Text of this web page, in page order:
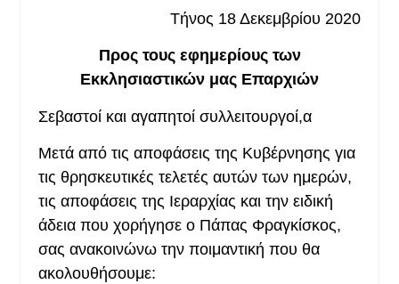
Τήνος 18 Δεκεμβρίου 2020
Προς τους εφημερίους των
Εκκλησιαστικών μας Επαρχιών
Σεβαστοί και αγαπητοί συλλειτουργοί,α
Μετά από τις αποφάσεις της Κυβέρνησης για
τις θρησκευτικές τελετές αυτών των ημερών,
τις αποφάσεις της Ιεραρχίας και την ειδική
άδεια που χορήγησε ο Πάπας Φραγκίσκος,
σας ανακοινώνω την ποιμαντική που θα
ακολουθήσουμε: